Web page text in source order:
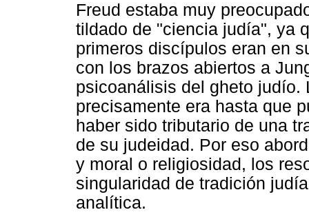
Freud estaba muy
tildado de "ciencia judía", ya
primeros discípulos eran en
con los brazos abiertos a
psicoanálisis del gheto judío.
precisamente era hasta que
haber sido tributario de una
de su judeidad. Por eso
y moral o religiosidad, los
singularidad de tradición
analítica.